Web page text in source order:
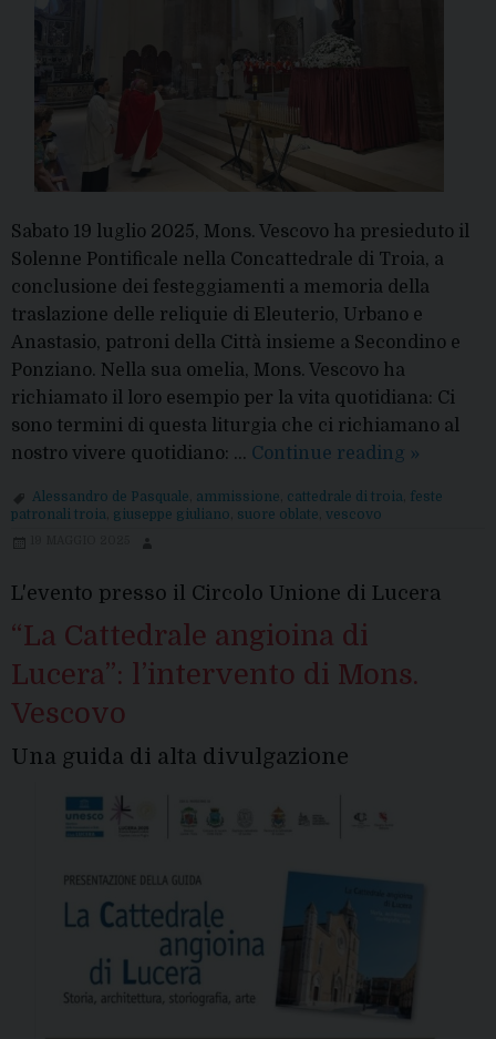
Sabato 19 luglio 2025, Mons. Vescovo ha presieduto il
Solenne Pontificale nella Concattedrale di Troia, a
conclusione dei festeggiamenti a memoria della
traslazione delle reliquie di Eleuterio, Urbano e
Anastasio, patroni della Città insieme a Secondino e
Ponziano. Nella sua omelia, Mons. Vescovo ha
richiamato il loro esempio per la vita quotidiana: Ci
sono termini di questa liturgia che ci richiamano al
nostro vivere quotidiano: … Continue reading Festa
Santi
»
Alessandro de Pasquale ammissione cattedrale di troia feste
patronali troia giuseppe giuliano suore oblate vescovo
L'evento presso il Circolo Unione di Lucera
“La Cattedrale angioina di
Lucera”: l’intervento di Mons.
Vescovo
Una guida di alta divulgazione